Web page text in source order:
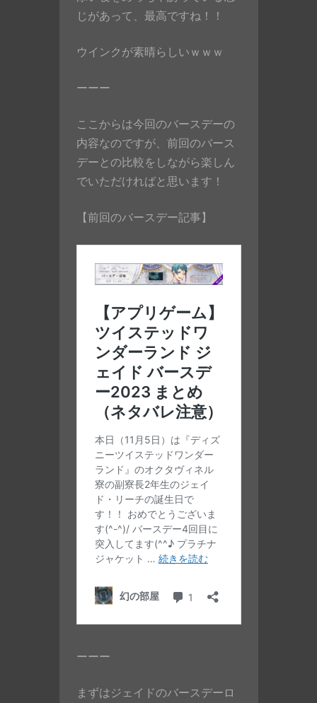
じがあって、最高ですね！！
ウインクが素晴らしいｗｗｗ
ーーー
ここからは今回のバースデーの
内容なのですが、前回のバース
デーとの比較をしながら楽しん
でいただければと思います！
【前回のバースデー記事】
ーーー
まずはジェイドのバースデーロ